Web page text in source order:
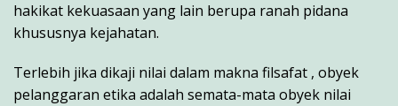
hakikat kekuasaan yang lain berupa ranah pidana
khususnya kejahatan.
Terlebih jika dikaji nilai dalam makna filsafat , obyek
pelanggaran etika adalah semata-mata obyek nilai